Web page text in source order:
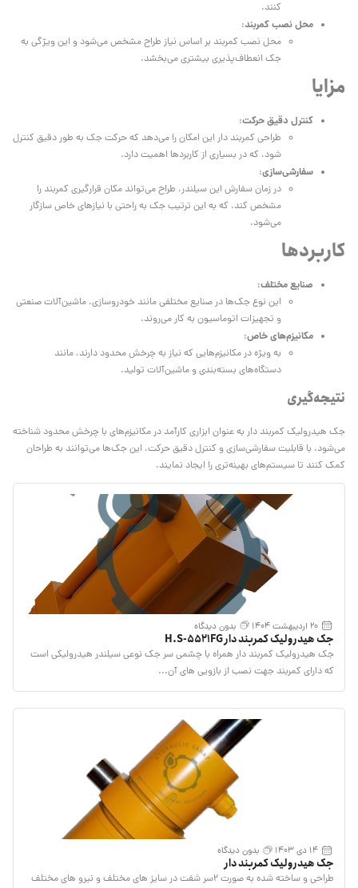
کنند.
محل نصب کمربند:
محل نصب کمربند بر اساس نیاز طراح مشخص می‌شود و این ویژگی به
جک انعطاف‌پذیری بیشتری می‌بخشد.
مزایا
کنترل دقیق حرکت:
طراحی کمربند دار این امکان را می‌دهد که حرکت جک به طور دقیق کنترل
شود، که در بسیاری از کاربردها اهمیت دارد.
سفارشی‌سازی:
در زمان سفارش این سیلندر، طراح می‌تواند مکان قرارگیری کمربند را
مشخص کند، که به این ترتیب جک به راحتی با نیازهای خاص سازگار
می‌شود.
کاربردها
صنایع مختلف:
این نوع جک‌ها در صنایع مختلفی مانند خودروسازی، ماشین‌آلات صنعتی
و تجهیزات اتوماسیون به کار می‌روند.
مکانیزم‌های خاص:
به ویژه در مکانیزم‌هایی که نیاز به چرخش محدود دارند، مانند
دستگاه‌های بسته‌بندی و ماشین‌آلات تولید.
نتیجه‌گیری
جک هیدرولیک کمربند دار به عنوان ابزاری کارآمد در مکانیزم‌های با چرخش محدود شناخته
می‌شود. با قابلیت سفارشی‌سازی و کنترل دقیق حرکت، این جک‌ها می‌توانند به طراحان
کمک کنند تا سیستم‌های بهینه‌تری را ایجاد نمایند.
20 اردیبهشت 1404 بدون دیدگاه
جک هیدرولیک کمربند دار H.S-5521FG
جک هیدرولیک کمربند دار همراه با چشمی سر جک نوعی سیلندر هیدرولیکی است
که دارای کمربند جهت نصب از بازویی های آن...
14 دی 1403 بدون دیدگاه
جک هیدرولیک کمربند دار
طراحی و ساخته شده به صورت ۲سر شفت در سایز های مختلف و نیرو های مختلف